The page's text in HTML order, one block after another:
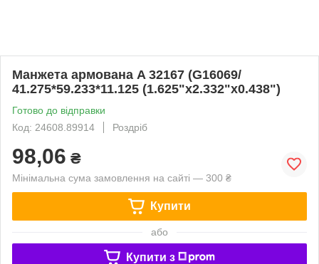
Манжета армована A 32167 (G16069/
41.275*59.233*11.125 (1.625"х2.332"х0.438")
Готово до відправки
Код: 24608.89914
Роздріб
98,06 ₴
Мінімальна сума замовлення на сайті — 300 ₴
Купити
або
Купити з